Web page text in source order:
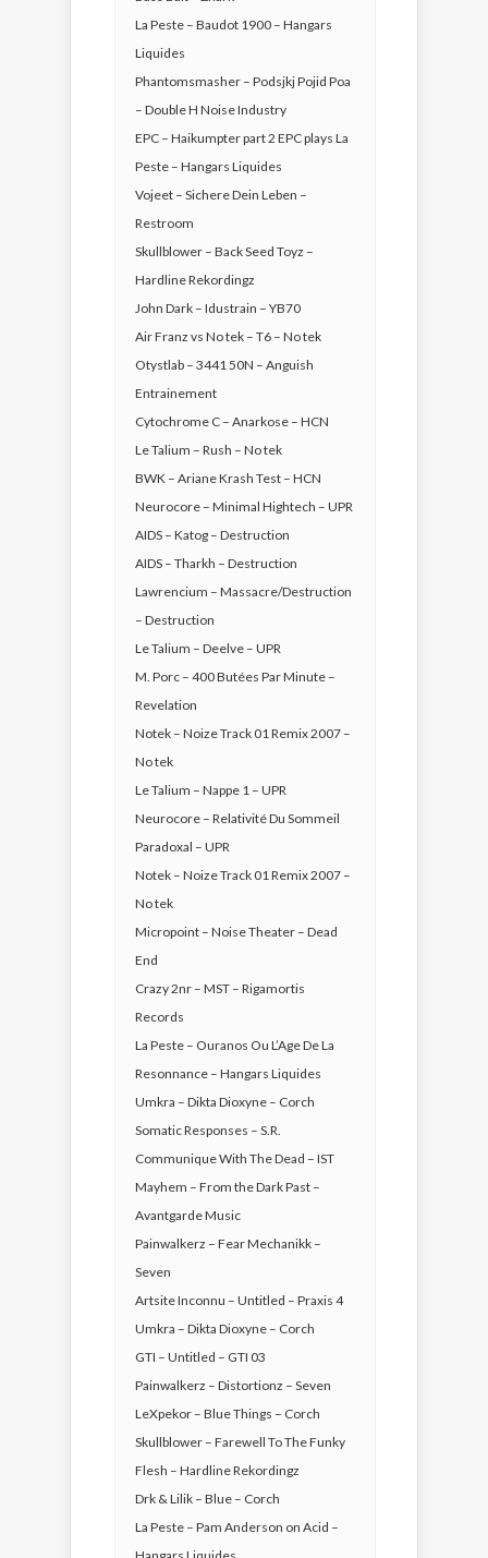
La Peste – Baudot 1900 – Hangars
Liquides
Phantomsmasher – Podsjkj Pojid Poa
– Double H Noise Industry
EPC – Haikumpter part 2 EPC plays La
Peste – Hangars Liquides
Vojeet – Sichere Dein Leben –
Restroom
Skullblower – Back Seed Toyz –
Hardline Rekordingz
John Dark – Idustrain – YB70
Air Franz vs No tek – T6 – No tek
Otystlab – 3441 50N – Anguish
Entrainement
Cytochrome C – Anarkose – HCN
Le Talium – Rush – No tek
BWK – Ariane Krash Test – HCN
Neurocore – Minimal Hightech – UPR
AIDS – Katog – Destruction
AIDS – Tharkh – Destruction
Lawrencium – Massacre/Destruction
– Destruction
Le Talium – Deelve – UPR
M. Porc – 400 Butées Par Minute –
Revelation
Notek – Noize Track 01 Remix 2007 –
No tek
Le Talium – Nappe 1 – UPR
Neurocore – Relativité Du Sommeil
Paradoxal – UPR
Notek – Noize Track 01 Remix 2007 –
No tek
Micropoint – Noise Theater – Dead
End
Crazy 2nr – MST – Rigamortis
Records
La Peste – Ouranos Ou L’Age De La
Resonnance – Hangars Liquides
Umkra – Dikta Dioxyne – Corch
Somatic Responses – S.R.
Communique With The Dead – IST
Mayhem – From the Dark Past –
Avantgarde Music
Painwalkerz – Fear Mechanikk –
Seven
Artsite Inconnu – Untitled – Praxis 4
Umkra – Dikta Dioxyne – Corch
GTI – Untitled – GTI 03
Painwalkerz – Distortionz – Seven
LeXpekor – Blue Things – Corch
Skullblower – Farewell To The Funky
Flesh – Hardline Rekordingz
Drk & Lilik – Blue – Corch
La Peste – Pam Anderson on Acid –